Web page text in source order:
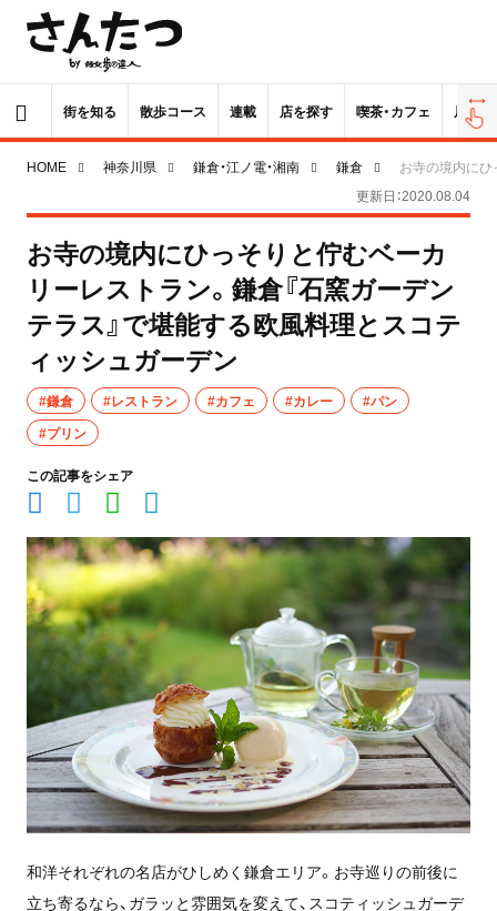
街を知る 散歩コース 連載 店を探す 喫茶・カフェ 居酒屋
HOME 神奈川県 鎌倉・江ノ電・湘南 鎌倉
お寺の境内にひ
更新日：2020.08.04
お寺の境内にひっそりと佇むベーカ
リーレストラン。鎌倉『石窯ガーデン
テラス』で堪能する欧風料理とスコテ
ィッシュガーデン
#鎌倉 #レストラン #カフェ #カレー
#パン
#プリン
この記事をシェア
和洋それぞれの名店がひしめく鎌倉エリア。お寺巡りの前後に
立ち寄るなら、ガラッと雰囲気を変えて、スコティッシュガーデ